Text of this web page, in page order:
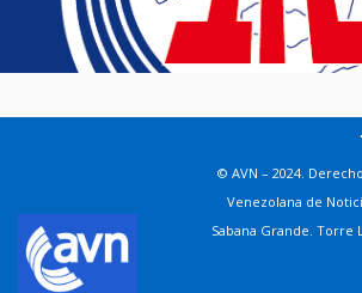
© AVN – 2024.
Venezolana de
Sabana Grande. Torre